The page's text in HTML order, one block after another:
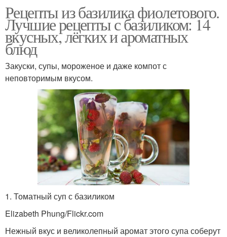
Рецепты из базилика фиолетового.
Лучшие рецепты с базиликом: 14
вкусных, лёгких и ароматных
блюд
Закуски, супы, мороженое и даже компот с
неповторимым вкусом.
1. Томатный суп с базиликом
Elizabeth Phung/Flickr.com
Нежный вкус и великолепный аромат этого супа соберут